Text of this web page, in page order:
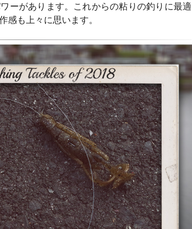
ーがあります。これからの粘りの釣りに最適
感も上々に思います。